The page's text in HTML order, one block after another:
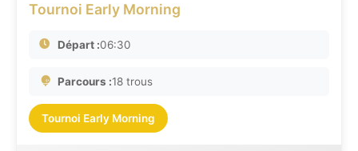
Tournoi Early Morning
Départ :06:30
Parcours :18 trous
Tournoi Early Morning